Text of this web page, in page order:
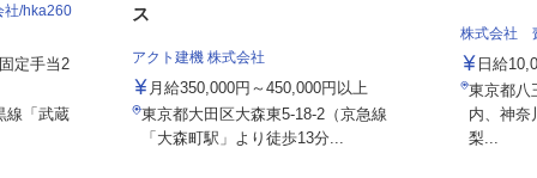
社/hka260
定手当2
線「武蔵
ス
アクト建機 株式会社
月給350,000円～450,000円以上
東京都大田区大森東5-18-2（京急線
「大森町駅」より徒歩13分...
株式会社
日給
東京都八
内、神奈
梨...